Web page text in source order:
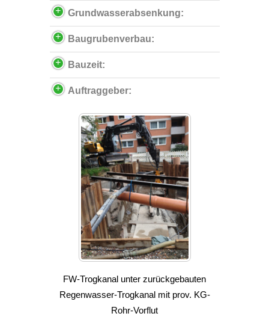
Grundwasserabsenkung:
Baugrubenverbau:
Bauzeit:
Auftraggeber:
FW-Trogkanal unter zurückgebauten
Regenwasser-Trogkanal mit prov. KG-
Rohr-Vorflut